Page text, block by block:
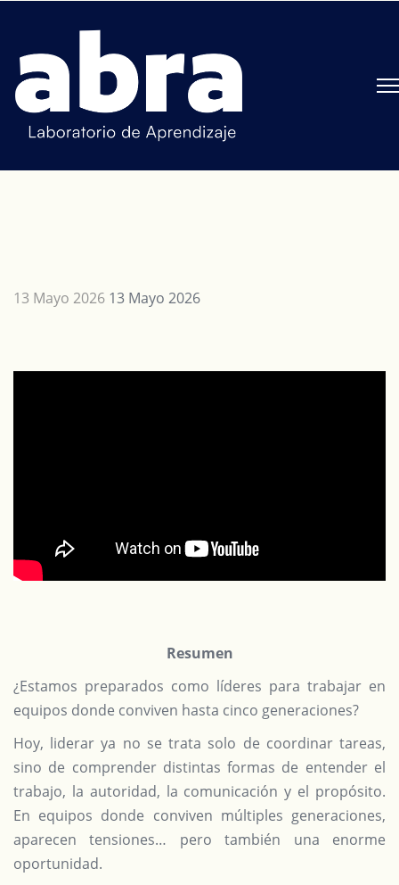
13 Mayo 2026 13 Mayo 2026
Resumen
¿Estamos preparados como líderes para trabajar en
equipos donde conviven hasta cinco generaciones?
Hoy, liderar ya no se trata solo de coordinar tareas,
sino de comprender distintas formas de entender el
trabajo, la autoridad, la comunicación y el propósito.
En equipos donde conviven múltiples generaciones,
aparecen tensiones… pero también una enorme
oportunidad.